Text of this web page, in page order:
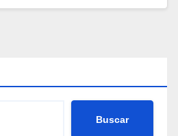
Buscar